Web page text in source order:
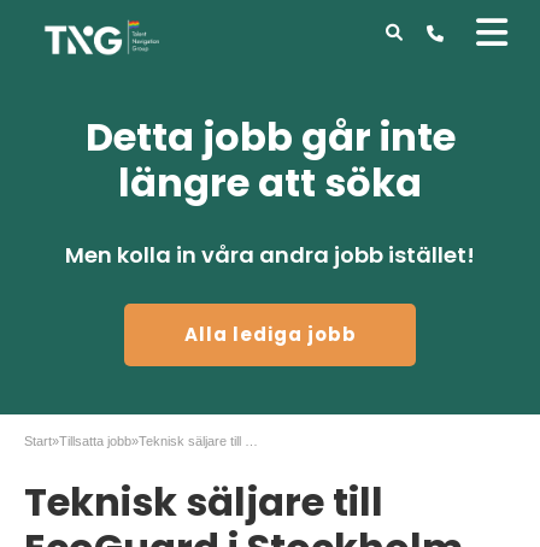
Detta jobb går inte
längre att söka
Men kolla in våra andra jobb istället!
Alla lediga jobb
Start»Tillsatta jobb»
Teknisk säljare till